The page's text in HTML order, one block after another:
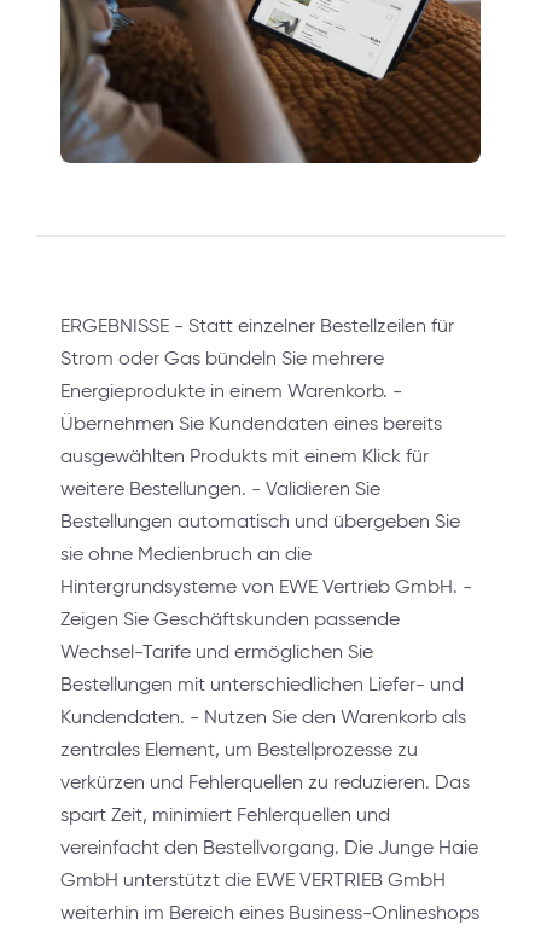
ERGEBNISSE - Statt einzelner Bestellzeilen für
Strom oder Gas bündeln Sie mehrere
Energieprodukte in einem Warenkorb. -
Übernehmen Sie Kundendaten eines bereits
ausgewählten Produkts mit einem Klick für
weitere Bestellungen. - Validieren Sie
Bestellungen automatisch und übergeben Sie
sie ohne Medienbruch an die
Hintergrundsysteme von EWE Vertrieb GmbH. -
Zeigen Sie Geschäftskunden passende
Wechsel-Tarife und ermöglichen Sie
Bestellungen mit unterschiedlichen Liefer- und
Kundendaten. - Nutzen Sie den Warenkorb als
zentrales Element, um Bestellprozesse zu
verkürzen und Fehlerquellen zu reduzieren. Das
spart Zeit, minimiert Fehlerquellen und
vereinfacht den Bestellvorgang. Die Junge Haie
GmbH unterstützt die EWE VERTRIEB GmbH
weiterhin im Bereich eines Business-Onlineshops